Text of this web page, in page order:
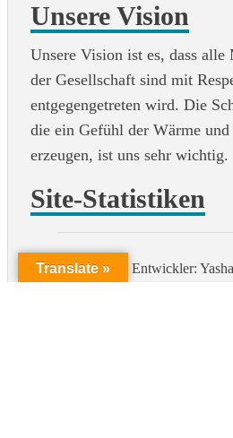
Unsere Vision
Unsere Vision ist es, dass alle
der Gesellschaft sind mit
entgegengetreten wird. Die
die ein Gefühl der Wärme und
erzeugen, ist uns sehr wichtig.
Site-Statistiken
Entwickler:
Translate »